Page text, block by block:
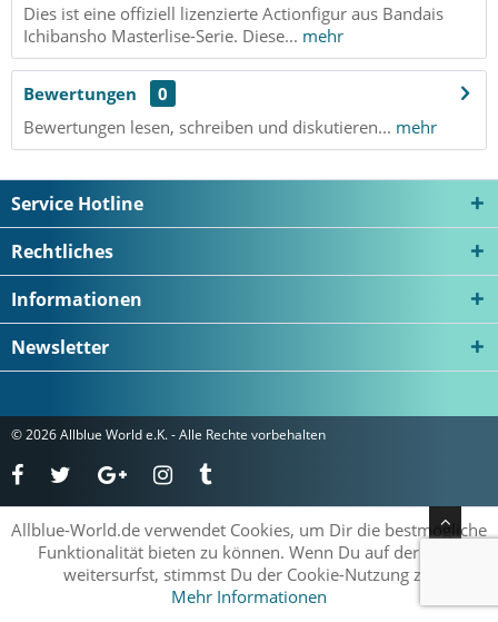
Dies ist eine offiziell lizenzierte Actionfigur aus Bandais
Ichibansho Masterlise-Serie. Diese... mehr
Bewertungen
0
Bewertungen lesen, schreiben und diskutieren... mehr
Service Hotline
Rechtliches
Informationen
Newsletter
© 2026 Allblue World e.K. - Alle Rechte vorbehalten
Allblue-World.de verwendet Cookies, um Dir die bestmögliche
Funktionalität bieten zu können. Wenn Du auf der Seite
weitersurfst, stimmst Du der Cookie-Nutzung zu.
Mehr Informationen